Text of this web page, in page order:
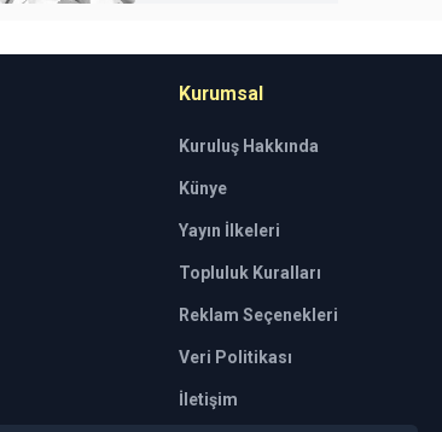
Kurumsal
Kuruluş Hakkında
Künye
Yayın İlkeleri
Topluluk Kuralları
Reklam Seçenekleri
Veri Politikası
İletişim